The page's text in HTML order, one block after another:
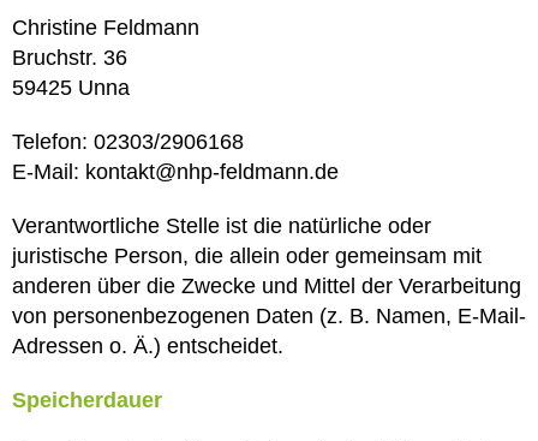
Christine Feldmann
Bruchstr. 36
59425 Unna
Telefon: 02303/2906168
E-Mail: kontakt@nhp-feldmann.de
Verantwortliche Stelle ist die natürliche oder
juristische Person, die allein oder gemeinsam mit
anderen über die Zwecke und Mittel der Verarbeitung
von personenbezogenen Daten (z. B. Namen, E-Mail-
Adressen o. Ä.) entscheidet.
Speicherdauer